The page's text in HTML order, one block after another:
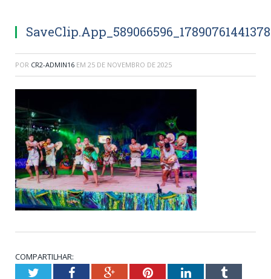
POR CR2-ADMIN16 EM 25 DE NOVEMBRO DE 2025
COMPARTILHAR:
TwitterFacebookGoogle+PinterestLinkedInTumblr